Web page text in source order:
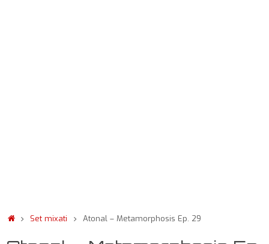
Set mixati Atonal – Metamorphosis Ep. 29